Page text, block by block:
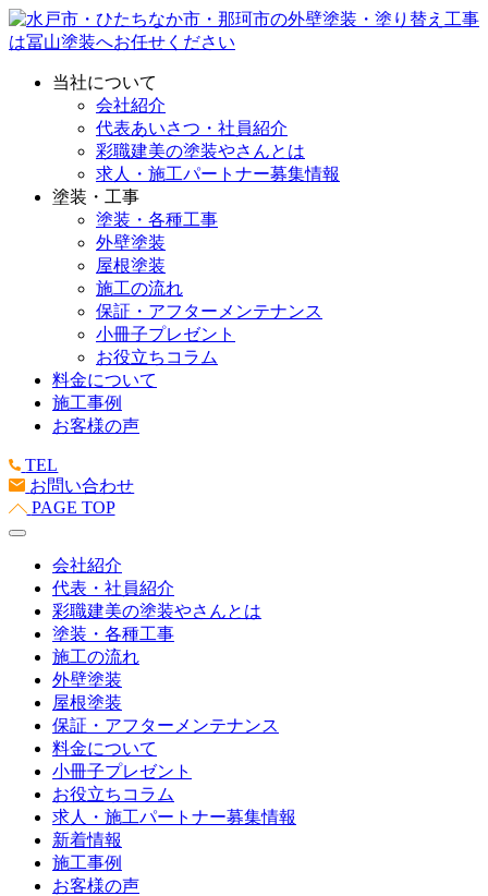
当社について
会社紹介
代表あいさつ・社員紹介
彩職建美の塗装やさんとは
求人・施工パートナー募集情報
塗装・工事
塗装・各種工事
外壁塗装
屋根塗装
施工の流れ
保証・アフターメンテナンス
小冊子プレゼント
お役立ちコラム
料金について
施工事例
お客様の声
TEL
お問い合わせ
PAGE TOP
会社紹介
代表・社員紹介
彩職建美の塗装やさんとは
塗装・各種工事
施工の流れ
外壁塗装
屋根塗装
保証・アフターメンテナンス
料金について
小冊子プレゼント
お役立ちコラム
求人・施工パートナー募集情報
新着情報
施工事例
お客様の声